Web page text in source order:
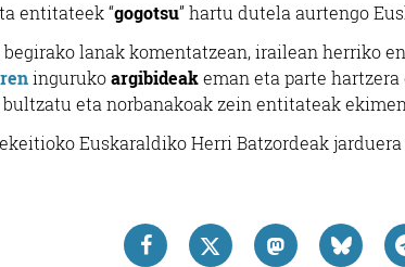
entitateek “gogotsu” hartu dutela aurtengo
begirako lanak komentatzean, irailean herriko
ingurukoargibideakeman eta parte
eta norbanakoak zein entitateak
Euskaraldiko Herri Batzordeak